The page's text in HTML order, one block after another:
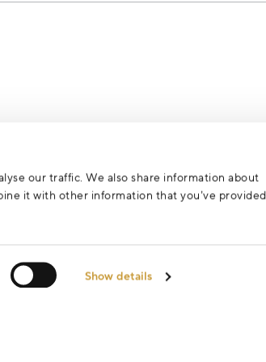
our traffic. We also share information about
it with other information that you’ve provided
Show details